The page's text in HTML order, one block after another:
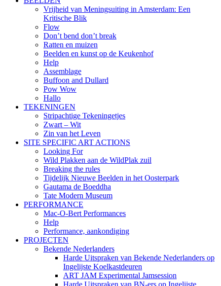
Vrijheid van Meningsuiting in Amsterdam: Een
Kritische Blik
Flow
Don’t bend don’t break
Ratten en muizen
Beelden en kunst op de Keukenhof
Help
Assemblage
Buffoon and Dullard
Pow Wow
Hallo
TEKENINGEN
Stripachtige Tekeningetjes
Zwart – Wit
Zin van het Leven
SITE SPECIFIC ART ACTIONS
Looking For
Wild Plakken aan de WildPlak zuil
Breaking the rules
Tijdelijk Nieuwe Beelden in het Oosterpark
Gautama de Boeddha
Tate Modern Museum
PERFORMANCE
Mac-O-Bert Performances
Help
Performance, aankondiging
PROJECTEN
Bekende Nederlanders
Harde Uitspraken van Bekende Nederlanders op
Ingelijste Koelkastdeuren
ART JAM Experimental Jamsession
Harde Uitspraken van BN-ers op Ingelijste